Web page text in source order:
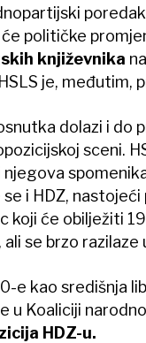
političke
književnika
je, međutim,
dolazi i do
sceni.
njegova
i HDZ,
koji će obilježiti
ali se brzo
e kao središnja
u Koaliciji
HDZ-u.